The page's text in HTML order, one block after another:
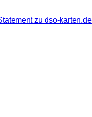
zu dso-karten.de